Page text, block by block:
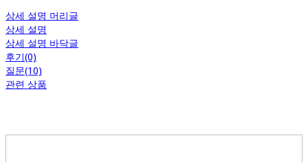
상세 설명 머리글
상세 설명
상세 설명 바닥글
후기(0)
질문(10)
관련 상품